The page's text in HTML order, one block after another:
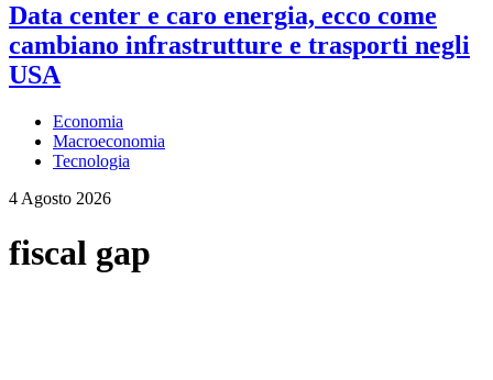
Data center e caro energia, ecco come
cambiano infrastrutture e trasporti negli
USA
Economia
Macroeconomia
Tecnologia
4 Agosto 2026
fiscal gap